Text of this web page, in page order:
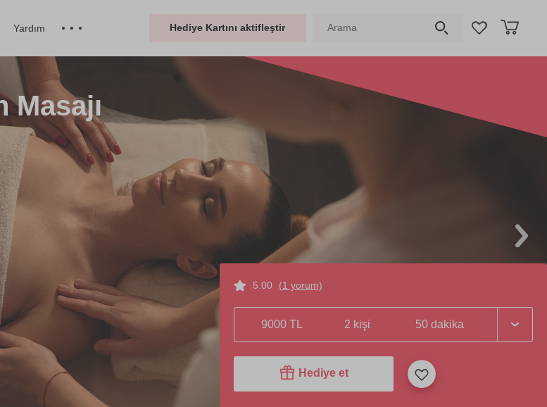
Yardım Hediye Kartını aktifleştir
5.00 (1 yorum)
9000 TL 2 kişi 50 dakika
Hediye et